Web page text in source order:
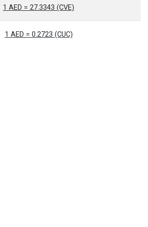
1 AED = 27.3343 (CVE)
1 AED = 0.2723 (CUC)